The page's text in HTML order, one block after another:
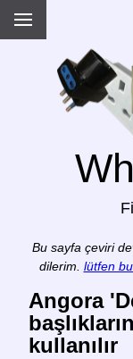
Bu sayfa çeviri
dilerim. lütfen
Angora
kullanılır